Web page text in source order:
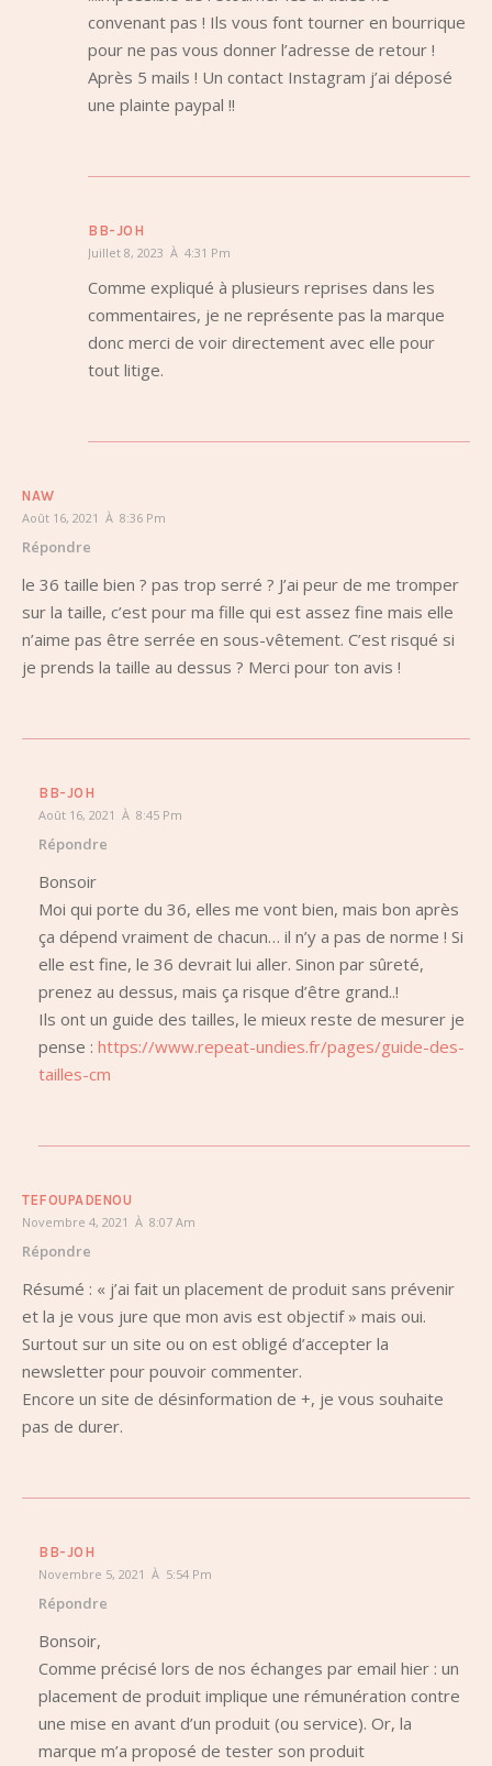
convenant pas ! Ils vous font tourner en bourrique
pour ne pas vous donner l’adresse de retour !
Après 5 mails ! Un contact Instagram j’ai déposé
une plainte paypal !!
BB-JOH
Juillet 8, 2023 À 4:31 Pm
Comme expliqué à plusieurs reprises dans les
commentaires, je ne représente pas la marque
donc merci de voir directement avec elle pour
tout litige.
NAW
Août 16, 2021 À 8:36 Pm
Répondre
le 36 taille bien ? pas trop serré ? J’ai peur de me tromper
sur la taille, c’est pour ma fille qui est assez fine mais elle
n’aime pas être serrée en sous-vêtement. C’est risqué si
je prends la taille au dessus ? Merci pour ton avis !
BB-JOH
Août 16, 2021 À 8:45 Pm
Répondre
Bonsoir
Moi qui porte du 36, elles me vont bien, mais bon après
ça dépend vraiment de chacun… il n’y a pas de norme ! Si
elle est fine, le 36 devrait lui aller. Sinon par sûreté,
prenez au dessus, mais ça risque d’être grand..!
Ils ont un guide des tailles, le mieux reste de mesurer je
pense : https://www.repeat-undies.fr/pages/guide-des-
tailles-cm
TEFOUPADENOU
Novembre 4, 2021 À 8:07 Am
Répondre
Résumé : « j’ai fait un placement de produit sans prévenir
et la je vous jure que mon avis est objectif » mais oui.
Surtout sur un site ou on est obligé d’accepter la
newsletter pour pouvoir commenter.
Encore un site de désinformation de +, je vous souhaite
pas de durer.
BB-JOH
Novembre 5, 2021 À 5:54 Pm
Répondre
Bonsoir,
Comme précisé lors de nos échanges par email hier : un
placement de produit implique une rémunération contre
une mise en avant d’un produit (ou service). Or, la
marque m’a proposé de tester son produit